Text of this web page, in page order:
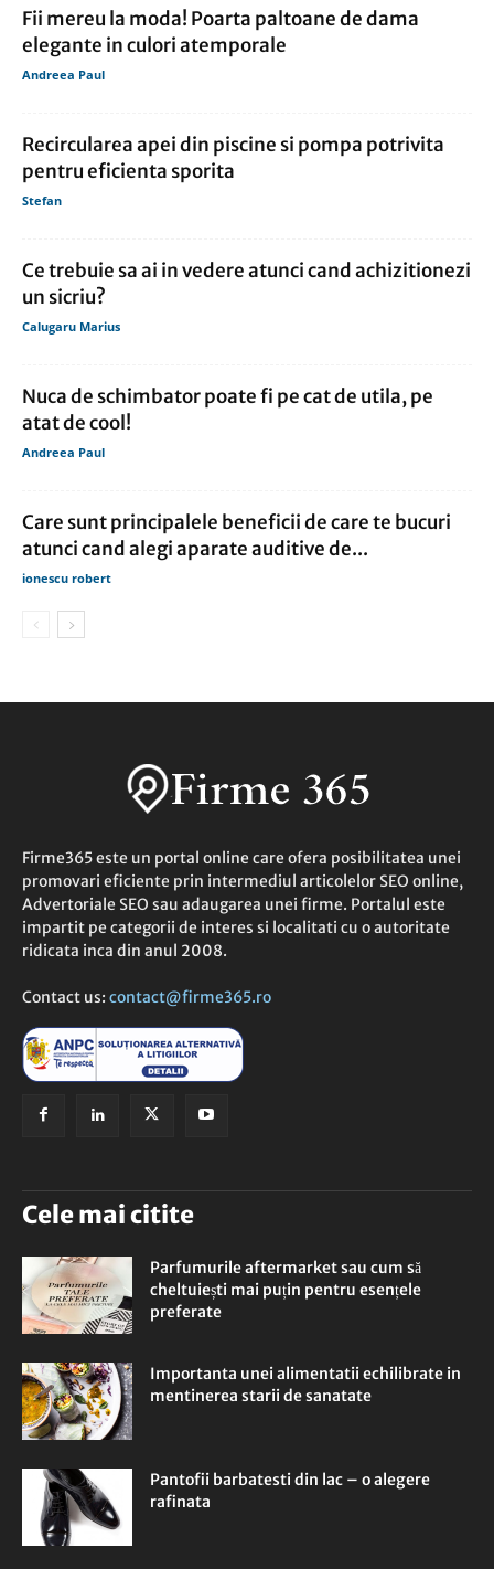
Fii mereu la moda! Poarta paltoane de dama
elegante in culori atemporale
Andreea Paul
Recircularea apei din piscine si pompa potrivita
pentru eficienta sporita
Stefan
Ce trebuie sa ai in vedere atunci cand achizitionezi
un sicriu?
Calugaru Marius
Nuca de schimbator poate fi pe cat de utila, pe
atat de cool!
Andreea Paul
Care sunt principalele beneficii de care te bucuri
atunci cand alegi aparate auditive de...
ionescu robert
Firme365 este un portal online care ofera posibilitatea unei
promovari eficiente prin intermediul articolelor SEO online,
Advertoriale SEO sau adaugarea unei firme. Portalul este
impartit pe categorii de interes si localitati cu o autoritate
ridicata inca din anul 2008.
Contact us: contact@firme365.ro
Cele mai citite
Parfumurile aftermarket sau cum să
cheltuiești mai puțin pentru esențele
preferate
Importanta unei alimentatii echilibrate in
mentinerea starii de sanatate
Pantofii barbatesti din lac – o alegere
rafinata